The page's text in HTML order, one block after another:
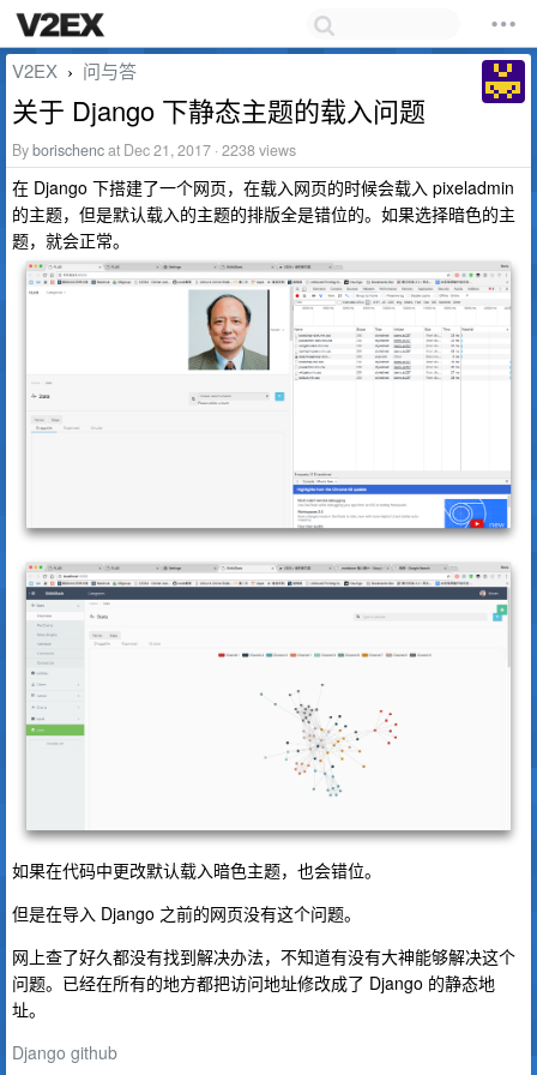
V2EX › 问与答
关于 Django 下静态主题的载入问题
Byborischencat Dec 21, 2017 · 2238 views
在 Django 下搭建了一个网页，在载入网页的时候会载入 pixeladmin
的主题，但是默认载入的主题的排版全是错位的。如果选择暗色的主
题，就会正常。
如果在代码中更改默认载入暗色主题，也会错位。
但是在导入 Django 之前的网页没有这个问题。
网上查了好久都没有找到解决办法，不知道有没有大神能够解决这个
问题。已经在所有的地方都把访问地址修改成了 Django 的静态地
址。
Django github